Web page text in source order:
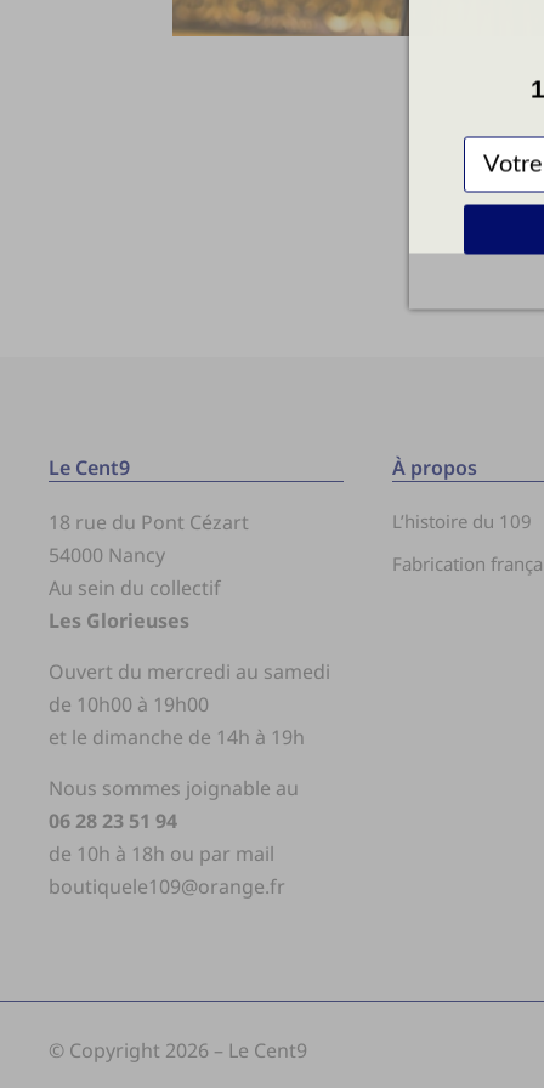
Le Cent9
18 rue du Pont Cézart
54000 Nancy
Au sein du collectif
Les Glorieuses
Ouvert du mercredi au samedi
de 10h00 à 19h00
et le dimanche de 14h à 19h
Nous sommes joignable au
06 28 23 51 94
de 10h à 18h ou par mail
boutiquele109@orange.fr
À propos
L’histoire du 109
Fabrication
© Copyright 2026 – Le Cent9